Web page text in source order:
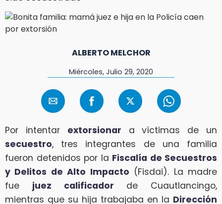
ALBERTO MELCHOR
Miércoles, Julio 29, 2020
Por intentar extorsionar a víctimas de un
secuestro, tres integrantes de una familia
fueron detenidos por la Fiscalía de Secuestros
y Delitos de Alto Impacto (Fisdai). La madre
fue juez calificador de Cuautlancingo,
mientras que su hija trabajaba en la Dirección